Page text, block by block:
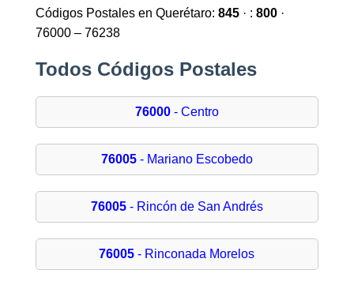
Códigos Postales en Querétaro: 845· : 800·
76000 – 76238
Todos Códigos Postales
76000- Centro
76005- Mariano Escobedo
76005- Rincón de San Andrés
76005 - Rinconada Morelos